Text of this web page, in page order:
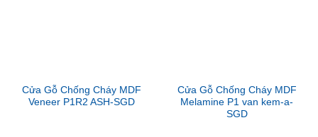
Cửa Gỗ Chống Cháy MDF
Veneer P1R2 ASH-SGD
Cửa Gỗ Chống Cháy MDF
Melamine P1 van kem-a-
SGD